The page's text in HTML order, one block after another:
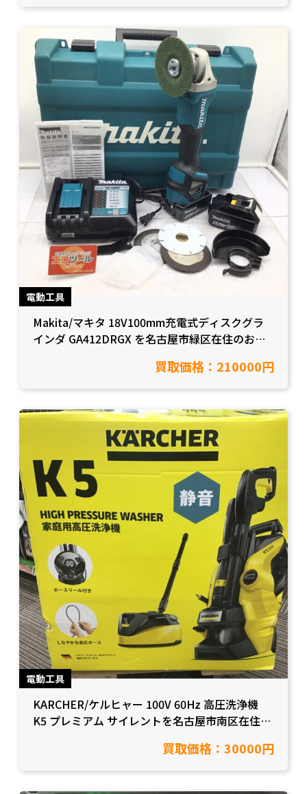
電動工具
Makita/マキタ 18V100mm充電式ディスクグラ
インダ GA412DRGX を名古屋市緑区在住のお客
買取価格：210000円
電動工具
KARCHER/ケルヒャー 100V 60Hz 高圧洗浄機
K5 プレミアム サイレントを名古屋市南区在住の
買取価格：30000円